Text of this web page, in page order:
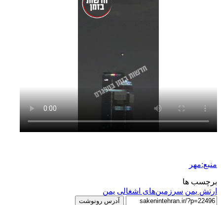
منبع:مهر
برچسب ها
ارتش یمن سرزمین‌های اشغالی یمن
آدرس رونوشت